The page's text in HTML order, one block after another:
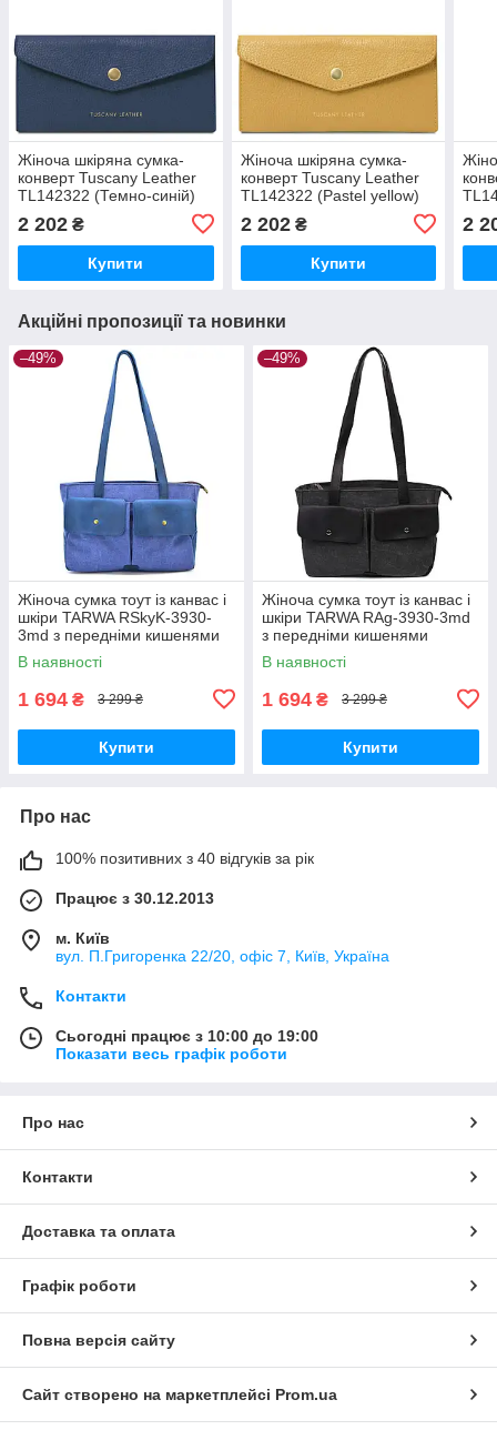
Жіноча шкіряна сумка-
конверт Tuscany Leather
TL142322 (Темно-синій)
2 202 ₴
Купити
Жіноча шкіряна сумка-
конверт Tuscany Leather
TL142322 (Pastel yellow)
2 202₴
Купити
2
Акційні пропозиції та новинки
–49%
Жіноча сумка тоут із канвас і
шкіри TARWA RSkyK-3930-
3md з передніми кишенями
В наявності
1 694 ₴ 3 299 ₴
Купити
–49%
Жіноча сумка тоут із канвас і
шкіри TARWA RAg-3930-3md
з передніми кишенями
В наявності
1 694 ₴ 3 299 ₴
Купити
Про нас
100% позитивних з 40 відгуків за рік
Працює з 30.12.2013
м. Київ
вул. П.Григоренка 22/20, офіс 7, Київ, Україна
Контакти
Сьогодні працює з 10:00 до 19:00
Показати весь графік роботи
Про нас
Контакти
Доставка та оплата
Графік роботи
Повна версія сайту
Сайт створено на маркетплейсі Prom.ua